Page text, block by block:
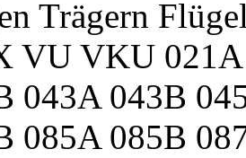
Trägern
VU VKU 021A
043A 043B
085A 085B